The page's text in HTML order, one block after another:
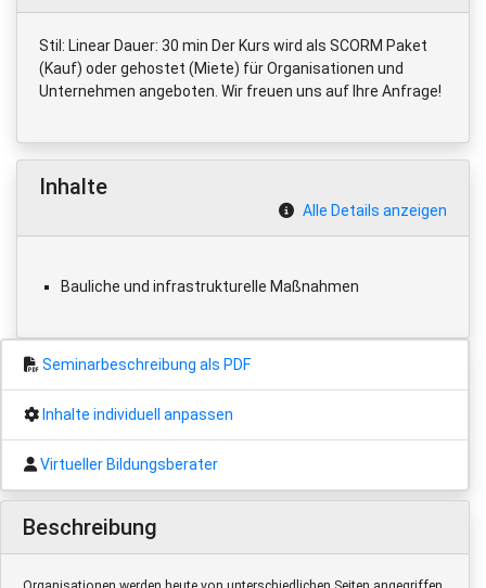
Stil: Linear Dauer: 30 min Der Kurs wird als SCORM Paket
(Kauf) oder gehostet (Miete) für Organisationen und
Unternehmen angeboten. Wir freuen uns auf Ihre Anfrage!
Inhalte
Alle Details anzeigen
Bauliche und infrastrukturelle Maßnahmen
Seminarbeschreibung als PDF
Inhalte individuell anpassen
Virtueller Bildungsberater
Beschreibung